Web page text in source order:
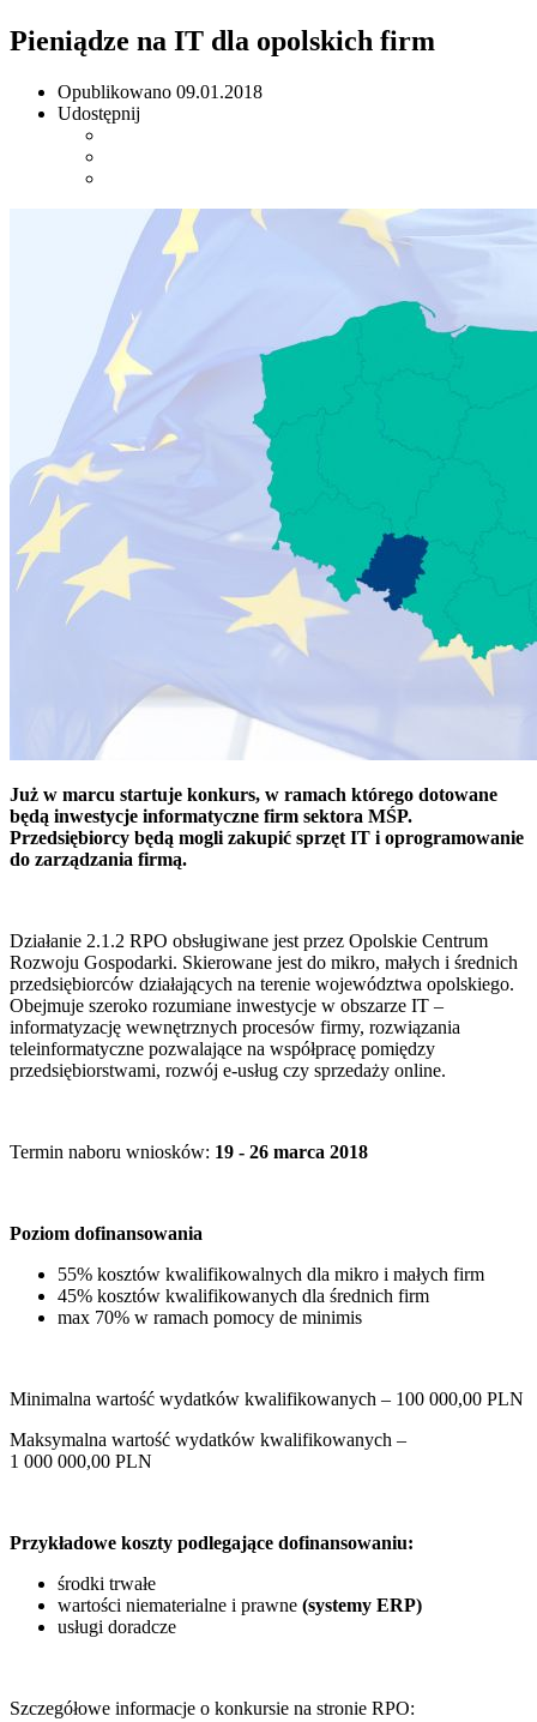
Pieniądze na IT dla opolskich firm
Opublikowano 09.01.2018
Udostępnij
Już w marcu startuje konkurs, w ramach którego dotowane
będą inwestycje informatyczne firm sektora MŚP.
Przedsiębiorcy będą mogli zakupić sprzęt IT i oprogramowanie
do zarządzania firmą.
Działanie 2.1.2 RPO obsługiwane jest przez Opolskie Centrum
Rozwoju Gospodarki. Skierowane jest do mikro, małych i średnich
przedsiębiorców działających na terenie województwa opolskiego.
Obejmuje szeroko rozumiane inwestycje w obszarze IT –
informatyzację wewnętrznych procesów firmy, rozwiązania
teleinformatyczne pozwalające na współpracę pomiędzy
przedsiębiorstwami, rozwój e-usług czy sprzedaży online.
Termin naboru wniosków: 19 - 26 marca 2018
Poziom dofinansowania
55% kosztów kwalifikowalnych dla mikro i małych firm
45% kosztów kwalifikowanych dla średnich firm
max 70% w ramach pomocy de minimis
Minimalna wartość wydatków kwalifikowanych – 100 000,00 PLN
Maksymalna wartość wydatków kwalifikowanych –
1 000 000,00 PLN
Przykładowe koszty podlegające dofinansowaniu:
środki trwałe
wartości niematerialne i prawne (systemy ERP)
usługi doradcze
Szczegółowe informacje o konkursie na stronie RPO: